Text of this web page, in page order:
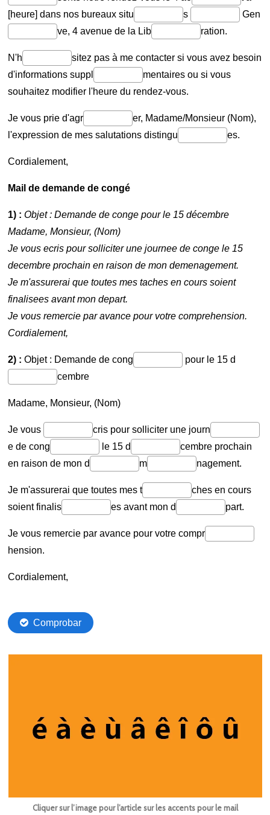
Cliquer sur l’image pour l’article sur les accents pour le mail